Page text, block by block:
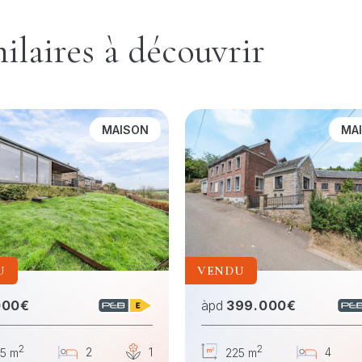
à découvrir
1
MAISON
m2 2 1
VENDU
àpd 399.000€
225 m2 4